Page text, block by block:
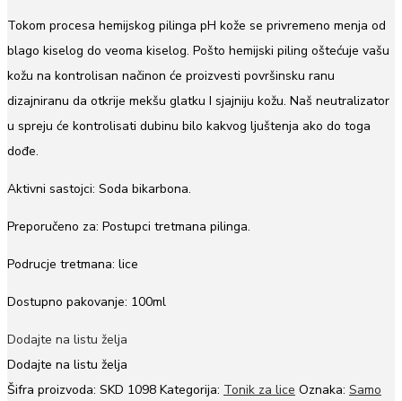
Tokom procesa hemijskog pilinga pH kože se privremeno menja od
blago kiselog do veoma kiselog. Pošto hemijski piling oštećuje vašu
kožu na kontrolisan načinon će proizvesti površinsku ranu
dizajniranu da otkrije mekšu glatku I sjajniju kožu. Naš neutralizator
u spreju će kontrolisati dubinu bilo kakvog ljuštenja ako do toga
dođe.
Aktivni sastojci: Soda bikarbona.
Preporučeno za: Postupci tretmana pilinga.
Podrucje tretmana: lice
Dostupno pakovanje: 100ml
Dodajte na listu želja
Dodajte na listu želja
Šifra proizvoda: SKD 1098 Kategorija: Tonik za lice Oznaka: Samo